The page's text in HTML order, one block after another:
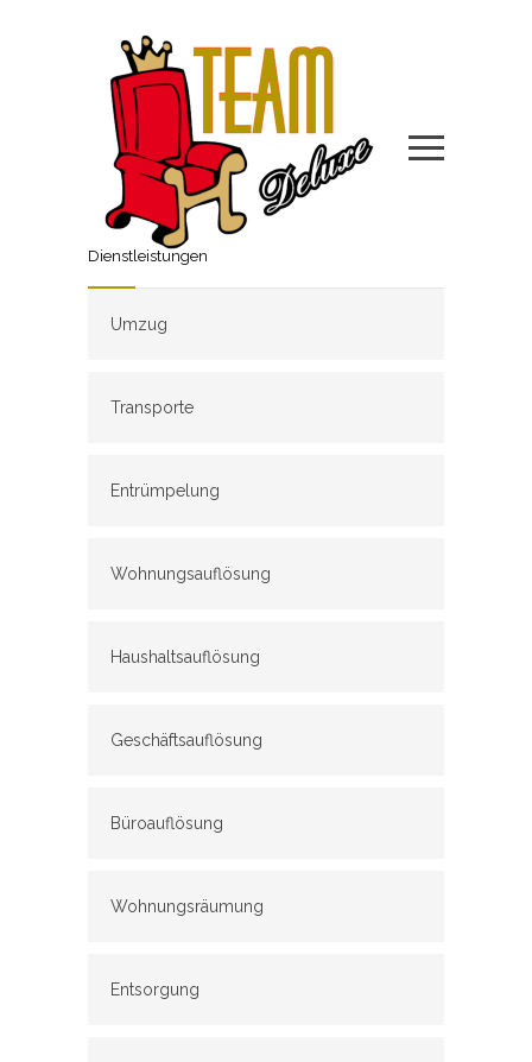
Dienstleistungen
Umzug
Transporte
Entrümpelung
Wohnungsauflösung
Haushaltsauflösung
Geschäftsauflösung
Büroauflösung
Wohnungsräumung
Entsorgung